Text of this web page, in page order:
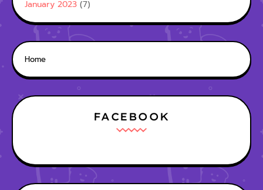
January 2023 (7)
Home
FACEBOOK